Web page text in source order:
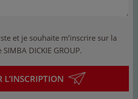
et je souhaite m’inscrire sur la
DICKIE GROUP.
L’INSCRIPTION